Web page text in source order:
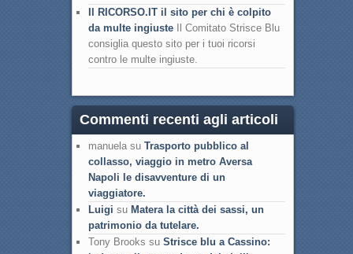
Il RICORSO.IT il sito per chi è colpito
da multe ingiusteIl Comitato Strisce Blu
consiglia questo sito per i tuoi ricorsi
contro le multe ingiuste.
Commenti recenti agli articoli
manuela su Trasporto pubblico al
collasso, viaggio in metro Aversa
Napoli le disavventure di un
viaggiatore.
Luigi su Matera la città dei sassi, un
patrimonio da tutelare.
Tony Brooks su Strisce blu a Cassino: